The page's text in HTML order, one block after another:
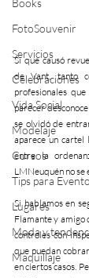
Books
FotoSouvenir
Servicios
Celebraciones
Vida Social
Modelaje
Cursos
Tips para
Lugares
Moda y
Maquillaje
Si que causó
de Vant, tanto
profesionales
parecer
se olvidó de
aparece un cartel
entre la
LMNeuquén no se
Si hablamos en
Flamante y amigo
controles con
que puedan
en ciertos casos.